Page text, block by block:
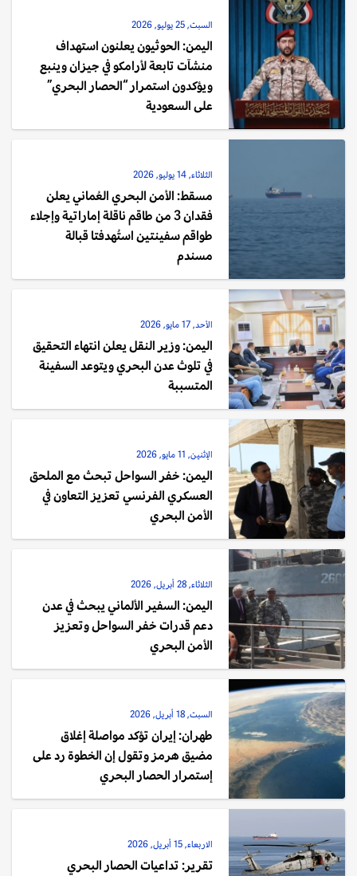
السبت, 25 يوليو, 2026
اليمن: الحوثيون يعلنون استهداف
منشآت تابعة لأرامكو في جيزان وينبع
ويؤكدون استمرار “الحصار البحري”
على السعودية
الثلاثاء, 14 يوليو, 2026
مسقط: الأمن البحري العُماني يعلن
فقدان 3 من طاقم ناقلة إماراتية وإجلاء
طواقم سفينتين استُهدفتا قبالة
مسندم
الأحد, 17 مايو, 2026
اليمن: وزير النقل يعلن انتهاء التحقيق
في تلوث عدن البحري ويتوعد السفينة
المتسببة
الإثنين, 11 مايو, 2026
اليمن: خفر السواحل تبحث مع الملحق
العسكري الفرنسي تعزيز التعاون في
الأمن البحري
الثلاثاء, 28 أبريل, 2026
اليمن: السفير الألماني يبحث في عدن
دعم قدرات خفر السواحل وتعزيز
الأمن البحري
السبت, 18 أبريل, 2026
طهران: إيران تؤكد مواصلة إغلاق
مضيق هرمز وتقول إن الخطوة رد على
إستمرار الحصار البحري
الاربعاء, 15 أبريل, 2026
تقرير: تداعيات الحصار البحري